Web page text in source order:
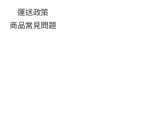
運送政策
商品常見問題